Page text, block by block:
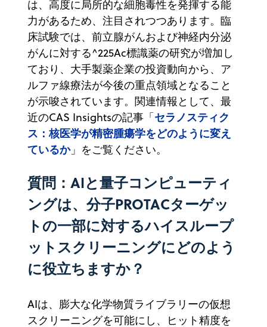
は、高度に局所的な細胞毒性を発揮する能
力があるため、注目されつつあります。臨
床試験では、前立腺がんおよび神経内分泌
がんに対する^225Ac標識薬の研究が増加し
ており、大手製薬企業の投資動向から、ア
ルファ線療法が今後の重点領域となること
が示唆されています。関連情報として、最
近のCAS Insightsの記事「セラノスティク
ス：核医学が精密腫瘍学をどのように変え
ているか」をご覧ください。
質問：AIと量子コンピューティ
ングは、分子PROTACターゲッ
トの一部に対するハイスループ
ットスクリーニングにどのよう
に役立ちますか？
AIは、膨大な化学物質ライブラリーの仮想
スクリーニングを可能にし、ヒット精度を